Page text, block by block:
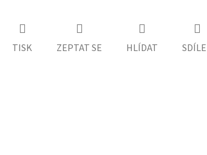
TISK ZEPTAT SE HLÍDAT